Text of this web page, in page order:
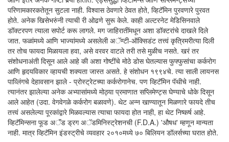
परिणामकारकतेतून सुटला नाही. विश्वास ठेवणारे ठेवत होते, व्हिटॅमिन पुरवणारे पुरवत
होते. अनेक खिसेभरुंनी त्याची री ओढणे सुरू केले. काही अल्टरनेट मेडिसिनवाले
डॉक्टरपण त्याला सपोर्ट करू लागले. मग जाहिरातींमधून अशा डॉक्टरांचे दाखले दिले
जात. फळांमध्ये आणि भाज्यांमध्ये असलेली अॅण्टी-ऑक्सिडंट तत्त्वं कृत्रिमरीत्या दिली
तर तोच फायदा मिळायला हवा, असे वरवर वाटले तरी तसे मुळीच नसते. खरं तर
संशोधनाअंती दिसून आले आहे की अशा गोष्टींचे मोठे डोस घेतल्यास फुफ्फुसांचा कर्करोग
आणि हृदयविकार व्हायची शक्यता जास्त असते. हे संशोधन १९९४चे. त्या साली लायनस
पाव्लिंगचे देहावसान झाले - प्रोस्ट्रेटच्या कर्करोगानेच. पण व्हिटॅमिन पॅथीचे नाही.
त्यानंतर झालेल्या अनेक अभ्यासांमध्ये मोठ्या प्रमाणात सप्लिमेण्ट्स घेण्याचे धोके दिसून
आले आहेत (उदा. वेगवेगळे कर्करोग बळावणे). थेट अन्न खाण्यातून मिळणारे फायदे तीच
तत्त्वं असलेल्या पूरकांद्वारे मिळवल्यास त्याचा फायदा होत नाही, हा थेट निष्कर्ष आहे.
व्हिटॅमिन्सना फूड अॅंड ड्रग अॅडमिनिस्ट्रेशनची (F.D.A.) 'औषध' म्हणून मान्यता
नाही. मात्र व्हिटॅमिन इंडस्ट्रीचे व्यवहार २०१०मध्ये ७० बिलियन डॉलर्सच्या घरात होते.